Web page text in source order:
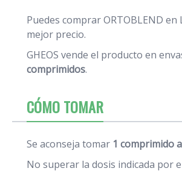
Puedes comprar ORTOBLEND en
mejor precio.
GHEOS vende el producto en
comprimidos.
CÓMO TOMAR
Se aconseja tomar 1 comprimido
No superar la dosis indicada por